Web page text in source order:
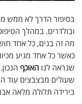
בסיפור הדרך לא ממש
ובולדרים. במהלך
מה זה בנים, כל אחד
כאשר כל אחד מגיע
שנראה לנו האוכף
שעולים מבצבצים עוד
בירידה תלולה מלאה